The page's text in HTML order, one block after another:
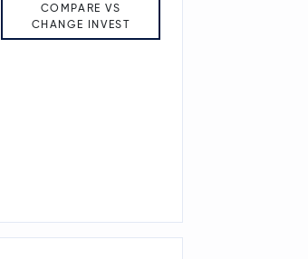
COMPARE VS
CHANGE INVEST